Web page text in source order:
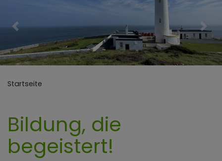
Previous Next
Startseite
Bildung, die
begeistert!